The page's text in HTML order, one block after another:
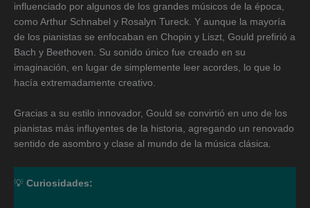
influenciado por algunos de los grandes músicos de la época,
como Arthur Schnabel y Rosalyn Tureck. Y aunque la mayoría
de los pianistas se enfocaban en Chopin y Liszt, Gould prefirió a
Bach y Beethoven. Su sonido único fue creado en su
imaginación, en lugar de simplemente leer acordes, lo que lo
hacía extremadamente creativo.
Gracias a su estilo innovador, Gould se convirtió en uno de los
pianistas más influyentes de la historia, agregando un renovado
sentido de asombro y clase al mundo de la música clásica.
💡 Curiosidades: